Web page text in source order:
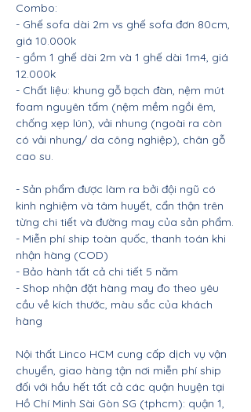
Combo:
- Ghế sofa dài 2m vs ghế sofa đơn 80cm,
giá 10.000k
- gồm 1 ghế dài 2m và 1 ghế dài 1m4, giá
12.000k
- Chất liệu: khung gỗ bạch đàn, nệm mút
foam nguyên tấm (nệm mềm ngồi êm,
chống xẹp lún), vải nhung (ngoài ra còn
có vải nhung/ da công nghiệp), chân gỗ
cao su.
- Sản phẩm được làm ra bởi đội ngũ có
kinh nghiệm và tâm huyết, cẩn thận trên
từng chi tiết và đường may của sản phẩm.
- Miễn phí ship toàn quốc, thanh toán khi
nhận hàng (COD)
- Bảo hành tất cả chi tiết 5 năm
- Shop nhận đặt hàng may đo theo yêu
cầu về kích thước, màu sắc của khách
hàng
Nội thất Linco HCM cung cấp dịch vụ vận
chuyển, giao hàng tận nơi miễn phí ship
đối với hầu hết tất cả các quận huyện tại
Hồ Chí Minh Sài Gòn SG (tphcm): quận 1,